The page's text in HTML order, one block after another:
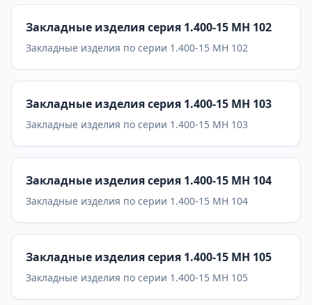
Закладные изделия серия 1.400-15 МН 102
Закладные изделия по серии 1.400-15 МН 102
Закладные изделия серия 1.400-15 МН 103
Закладные изделия по серии 1.400-15 МН 103
Закладные изделия серия 1.400-15 МН 104
Закладные изделия по серии 1.400-15 МН 104
Закладные изделия серия 1.400-15 МН 105
Закладные изделия по серии 1.400-15 МН 105